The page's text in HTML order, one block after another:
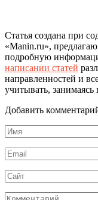
Статья создана при
«Manin.ru»,
подробную
написании статей
направленностей и
учитывать,
Добавить
Имя
*
Email
*
Сайт
Комментарий